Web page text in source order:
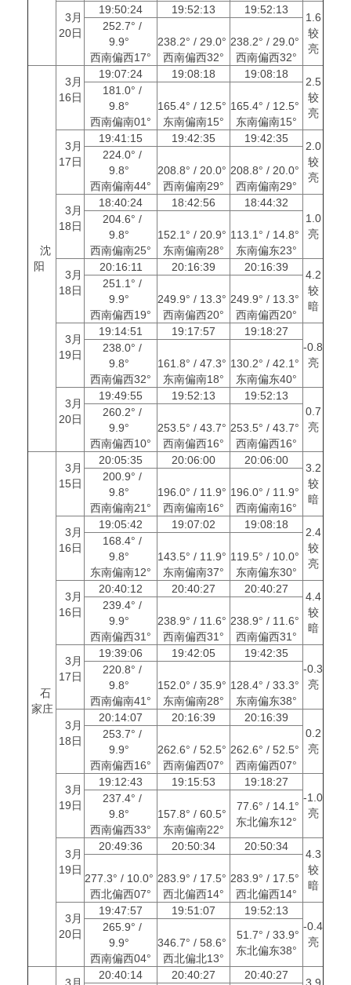
3月
20日
19:50:24 19:52:13 19:52:13
1.6
较
亮
252.7° /
9.9°
西南偏西17°
238.2° / 29.0°
西南偏西32°
238.2° / 29.0°
西南偏西32°
沈
阳
3月
16日
19:07:24 19:08:18 19:08:18
2.5
较
亮
181.0° /
9.8°
西南偏南01°
165.4° / 12.5°
东南偏南15°
165.4° / 12.5°
东南偏南15°
3月
17日
19:41:15 19:42:35 19:42:35
2.0
较
亮
224.0° /
9.8°
西南偏南44°
208.8° / 20.0°
西南偏南29°
208.8° / 20.0°
西南偏南29°
3月
18日
18:40:24 18:42:56
18:44:32
1.0
亮
204.6° /
9.8°
西南偏南25°
152.1° / 20.9°
东南偏南28°
113.1° / 14.8°
东南偏东23°
3月
18日
20:16:11 20:16:39 20:16:39
4.2
较
暗
251.1° /
9.9°
西南偏西19°
249.9° / 13.3°
西南偏西20°
249.9° / 13.3°
西南偏西20°
3月
19日
19:14:51 19:17:57
19:18:27
-0.8
亮
238.0° /
9.8°
西南偏西32°
161.8° / 47.3°
东南偏南18°
130.2° / 42.1°
东南偏东40°
3月
20日
19:49:55 19:52:13
19:52:13
0.7
亮
260.2° /
9.9°
西南偏西10°
253.5° / 43.7°
西南偏西16°
253.5° / 43.7°
西南偏西16°
石
家庄
3月
15日
20:05:35 20:06:00 20:06:00
3.2
较
暗
200.9° /
9.8°
西南偏南21°
196.0° / 11.9°
西南偏南16°
196.0° / 11.9°
西南偏南16°
3月
16日
19:05:42 19:07:02 19:08:18
2.4
较
亮
168.4° /
9.8°
东南偏南12°
143.5° / 11.9°
东南偏南37°
119.5° / 10.0°
东南偏东30°
3月
16日
20:40:12 20:40:27 20:40:27
4.4
较
暗
239.4° /
9.9°
西南偏西31°
238.9° / 11.6°
西南偏西31°
238.9° / 11.6°
西南偏西31°
3月
17日
19:39:06 19:42:05
19:42:35
-0.3
亮
220.8° /
9.8°
西南偏南41°
152.0° / 35.9°
东南偏南28°
128.4° / 33.3°
东南偏东38°
3月
18日
20:14:07 20:16:39
20:16:39
0.2
亮
253.7° /
9.9°
西南偏西16°
262.6° / 52.5°
西南偏西07°
262.6° / 52.5°
西南偏西07°
3月
19日
19:12:43 19:15:53
19:18:27
-1.0
亮
237.4° /
9.8°
西南偏西33°
157.8° / 60.5°
东南偏南22°
77.6° / 14.1°
东北偏东12°
3月
19日
20:49:36 20:50:34 20:50:34
4.3
较
暗
277.3° / 10.0°
西北偏西07°
283.9° / 17.5°
西北偏西14°
283.9° / 17.5°
西北偏西14°
3月
20日
19:47:57 19:51:07
19:52:13
-0.4
亮
265.9° /
9.9°
西南偏西04°
346.7° / 58.6°
西北偏北13°
51.7° / 33.9°
东北偏东38°
3月
20:40:14 20:40:27 20:40:27
3.9